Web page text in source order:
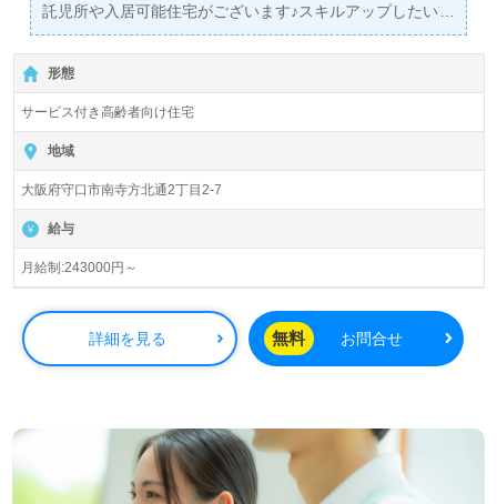
託児所や入居可能住宅がございます♪スキルアップしたい方
にもおすすめな求人です◎
今里筋線清水駅から徒歩圏内◎
社外研修がありスキルアップが期待できる職場環境です◎
全国の求人ご紹介！医療/福祉業界の正社員/パート求人探
しは【ウィルオブ介護】＊求人情報収集、将来的に検討の
方も遠慮なく＊
LINE、メール、お電話などご希望に応じてお問い合わせ/ご
相談可能です。転職相談、求人紹介、年収交渉など完全無
あり！＞"転職支援"のプロと一緒に転職活動！お問い合わ
せお待ちしております。
形態
サービス付き高齢者向け住宅
地域
大阪府守口市南寺方北通2丁目2-7
給与
月給制:243000円～
詳細を見る 無料 お問合せ